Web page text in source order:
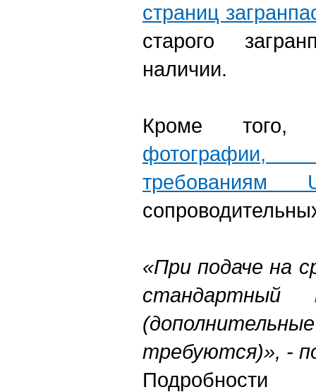
страниц
старого
наличии.
Кроме того,
фотографии,
требованиям
«При подаче на
стандартный
требуются)», -